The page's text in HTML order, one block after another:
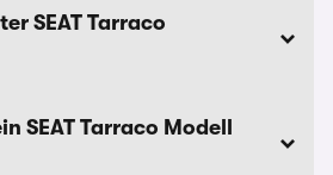
SEAT Tarraco
SEAT Tarraco Modell